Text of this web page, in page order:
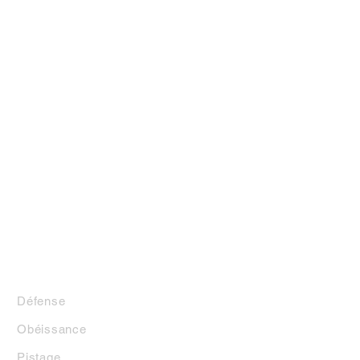
Défense
Obéissance